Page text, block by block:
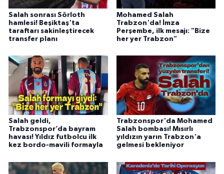
Salah sonrası Sörloth
hamlesi! Beşiktaş'ta
taraftarı sakinleştirecek
transfer planı
Mohamed Salah
Trabzon'da! İmza
Perşembe, ilk mesajı: "Bize
her yer Trabzon"
Salah geldi,
Trabzonspor’da bayram
havası! Yıldız futbolcu ilk
kez bordo-mavili formayla
Trabzonspor'da Mohamed
Salah bombası! Mısırlı
yıldızın yarın Trabzon'a
gelmesi bekleniyor